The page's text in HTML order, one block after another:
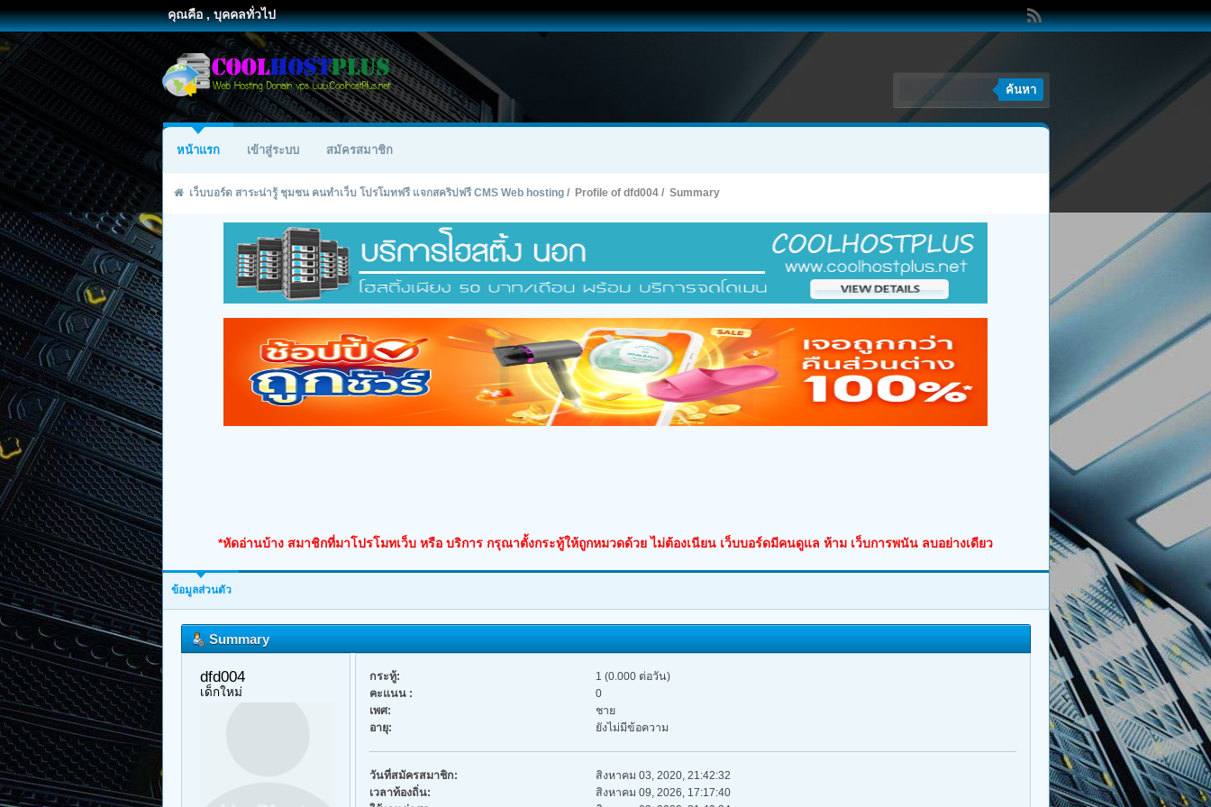
คุณคือ , บุคคลทั่วไป
ค้นหา
หน้าแรก เข้าสู่ระบบ สมัครสมาชิก
เว็บบอร์ด สาระน่ารู้ ชุมชน คนทำเว็บ โปรโมทฟรี แจกสคริปฟรี CMS Web hosting/ Profile of dfd004/ Summary
*หัดอ่านบ้าง สมาชิกที่มาโปรโมทเว็บ หรือ บริการ กรุณาตั้งกระทู้ให้ถูกหมวดด้วย ไม่ต้องเนียน เว็บบอร์ดมีคนดูแล ห้าม เว็บการพนัน ลบอย่างเดียว
ข้อมูลส่วนตัว
Summary
dfd004
เด็กใหม่
กระทู้:
1 (0.000 ต่อวัน)
คะแนน :
0
เพศ:
ชาย
อายุ:
ยังไม่มีข้อความ
วันที่สมัครสมาชิก:
สิงหาคม 03, 2020, 21:42:32
เวลาท้องถิ่น:
สิงหาคม 09, 2026, 17:17:40